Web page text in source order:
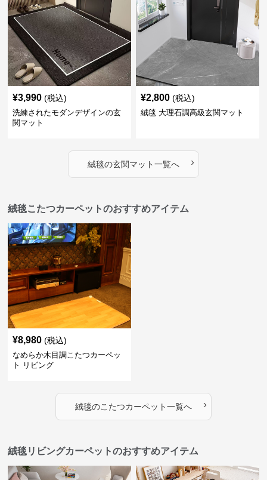
¥3,990 (税込)
洗練されたモダンデザインの玄
関マット
¥2,800 (税込)
絨毯 大理石調高級玄関マット
絨毯の玄関マット一覧へ ›
絨毯こたつカーペットのおすすめアイテム
¥8,980 (税込)
なめらか木目調こたつカーペッ
ト リビング
絨毯のこたつカーペット一覧へ ›
絨毯リビングカーペットのおすすめアイテム